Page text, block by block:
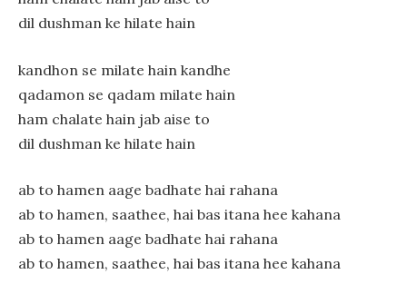
dil dushman ke hilate hain
kandhon se milate hain kandhe
qadamon se qadam milate hain
ham chalate hain jab aise to
dil dushman ke hilate hain
ab to hamen aage badhate hai rahana
ab to hamen, saathee, hai bas itana hee kahana
ab to hamen aage badhate hai rahana
ab to hamen, saathee, hai bas itana hee kahana